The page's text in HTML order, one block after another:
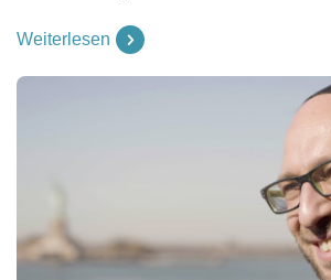
Weiterlesen